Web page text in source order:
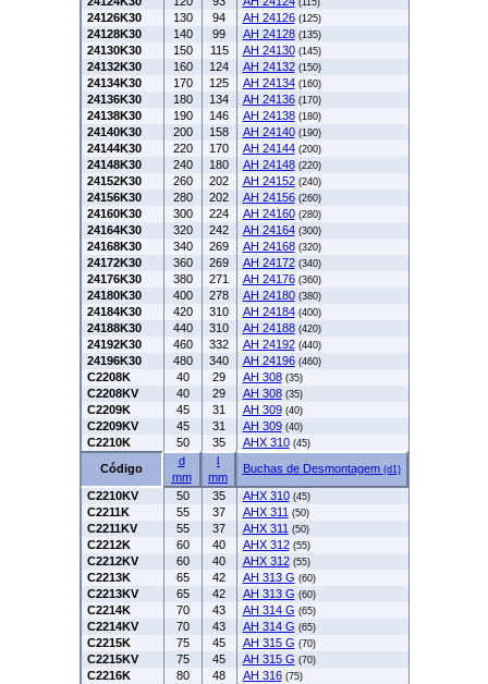
(115)
24126K30 130 94 AH 24126 (125)
24128K30 140 99 AH 24128 (135)
24130K30 150 115 AH 24130 (145)
24132K30 160 124 AH 24132 (150)
24134K30 170 125 AH 24134 (160)
24136K30 180 134 AH 24136 (170)
24138K30 190 146 AH 24138 (180)
24140K30 200 158 AH 24140 (190)
24144K30 220 170 AH 24144 (200)
24148K30 240 180 AH 24148 (220)
24152K30 260 202 AH 24152 (240)
24156K30 280 202 AH 24156 (260)
24160K30 300 224 AH 24160 (280)
24164K30 320 242 AH 24164 (300)
24168K30 340 269 AH 24168 (320)
24172K30 360 269 AH 24172 (340)
24176K30 380 271 AH 24176 (360)
24180K30 400 278 AH 24180 (380)
24184K30 420 310 AH 24184 (400)
24188K30 440 310 AH 24188 (420)
24192K30 460 332 AH 24192 (440)
24196K30 480 340 AH 24196 (460)
C2208K 40 29 AH 308 (35)
C2208KV 40 29 AH 308 (35)
C2209K 45 31 AH 309 (40)
C2209KV 45 31 AH 309 (40)
C2210K 50 35 AHX 310 (45)
Código
d
mm
l
mm
Buchas de Desmontagem (d1)
C2210KV 50 35 AHX 310 (45)
C2211K 55 37 AHX 311 (50)
C2211KV 55 37 AHX 311 (50)
C2212K 60 40 AHX 312 (55)
C2212KV 60 40 AHX 312 (55)
C2213K 65 42 AH 313 G (60)
C2213KV 65 42 AH 313 G (60)
C2214K 70 43 AH 314 G (65)
C2214KV 70 43 AH 314 G (65)
C2215K 75 45 AH 315 G (70)
C2215KV 75 45 AH 315 G (70)
C2216K 80 48 AH 316 (75)